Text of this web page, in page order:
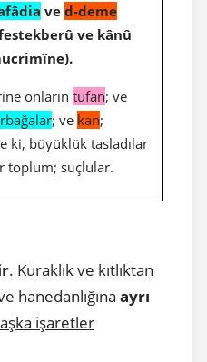
ve d-deme
ve kânû
onların tufan; ve
; ve kan;
ki, büyüklük tasladılar
toplum; suçlular.
. Kuraklık ve kıtlıktan
hanedanlığına ayrı
işaretler